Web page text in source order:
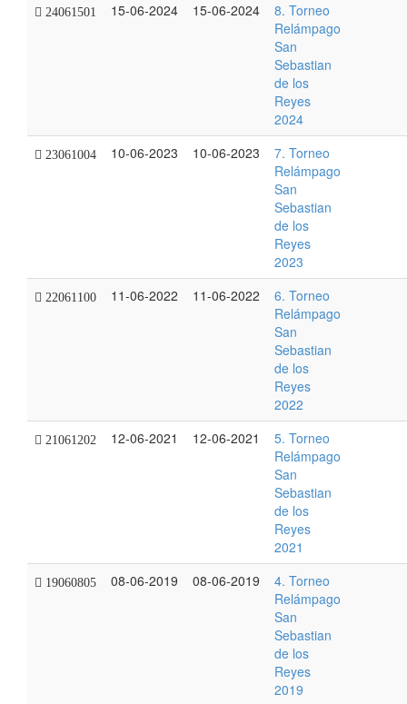
24061501 15-06-2024 15-06-2024
8. Torneo
Relámpago
San
Sebastian
de los
Reyes
2024
23061004 10-06-2023 10-06-2023
7. Torneo
Relámpago
San
Sebastian
de los
Reyes
2023
22061100 11-06-2022 11-06-2022
6. Torneo
Relámpago
San
Sebastian
de los
Reyes
2022
21061202 12-06-2021 12-06-2021
5. Torneo
Relámpago
San
Sebastian
de los
Reyes
2021
19060805 08-06-2019 08-06-2019
4. Torneo
Relámpago
San
Sebastian
de los
Reyes
2019